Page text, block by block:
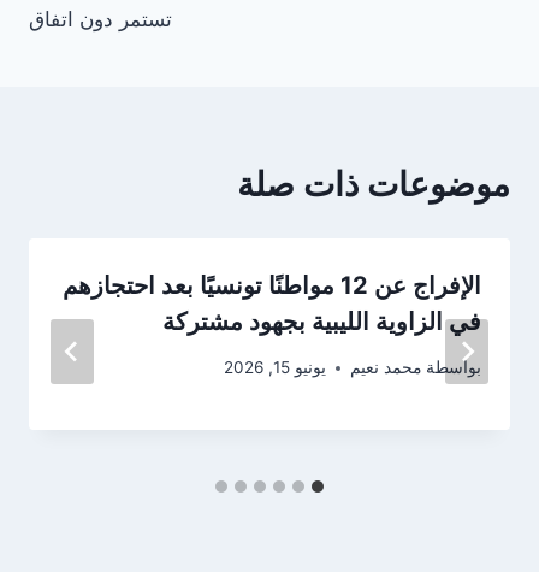
تستمر دون اتفاق
موضوعات ذات صلة
الإفراج عن 12 مواطنًا تونسيًا بعد احتجازهم
في الزاوية الليبية بجهود مشتركة
بواسطة محمد نعيم يونيو 15, 2026